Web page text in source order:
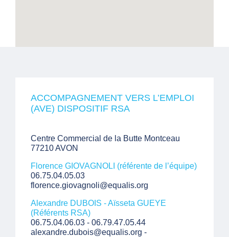
ACCOMPAGNEMENT VERS L’EMPLOI
(AVE) DISPOSITIF RSA
Centre Commercial de la Butte Montceau
77210 AVON
Florence GIOVAGNOLI (référente de l’équipe)
06.75.04.05.03
florence.giovagnoli@equalis.org
Alexandre DUBOIS - Aïsseta GUEYE
(Référents RSA)
06.75.04.06.03 - 06.79.47.05.44
alexandre.dubois@equalis.org -